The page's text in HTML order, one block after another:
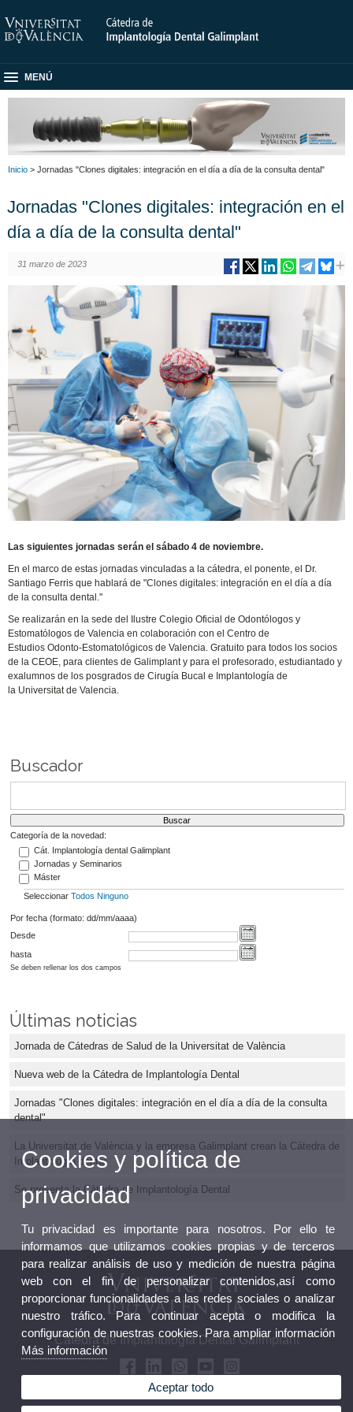
MENÚ
Inicio > Jornadas "Clones digitales: integración en el día a día de la consulta dental"
Jornadas "Clones digitales: integración en el
día a día de la consulta dental"
31 marzo de 2023
Las siguientes jornadas serán el sábado 4 de noviembre.
En el marco de estas jornadas vinculadas a la cátedra, el ponente, el Dr.
Santiago Ferris que hablará de "Clones digitales: integración en el día a día
de la consulta dental."
Se realizarán en la sede del Ilustre Colegio Oficial de Odontólogos y
Estomatólogos de Valencia en colaboración con el Centro de
Estudios Odonto-Estomatológicos de Valencia. Gratuito para todos los socios
de la CEOE, para clientes de Galimplant y para el profesorado, estudiantado y
exalumnos de los posgrados de Cirugía Bucal e Implantología de
la Universitat de Valencia.
Buscador
Categoría de la novedad:
Cát. Implantología dental Galimplant
Jornadas y Seminarios
Máster
Seleccionar Todos Ninguno
Por fecha (formato: dd/mm/aaaa)
Desde
hasta
Se deben rellenar los dos campos
Últimas noticias
Jornada de Cátedras de Salud de la Universitat de València
Nueva web de la Cátedra de Implantología Dental
Jornadas "Clones digitales: integración en el día a día de la consulta
dental"
La Universitat de València y la empresa Galimplant crean la Cátedra de
Implantología dental
Se presenta la Cátedra de Implantología Dental
Cátedra de Implantología Dental Galimplant
Cookies y política de
privacidad
Tu privacidad es importante para nosotros. Por ello te
informamos que utilizamos cookies propias y de terceros
para realizar análisis de uso y medición de nuestra página
web con el fin de personalizar contenidos,así como
proporcionar funcionalidades a las redes sociales o analizar
nuestro tráfico. Para continuar acepta o modifica la
configuración de nuestras cookies. Para ampliar información
Más información
Aceptar todo